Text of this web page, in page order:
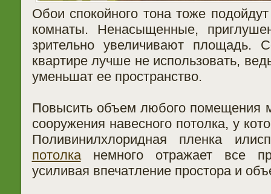
Обои спокойного тона тоже
комнаты. Ненасыщенные,
зрительно увеличивают
квартире лучше не использовать,
уменьшат ее пространство.
Повысить объем любого помещения
сооружения навесного потолка, у
Поливинилхлоридная пленка
потолканемного отражает все
усиливая впечатление простора и